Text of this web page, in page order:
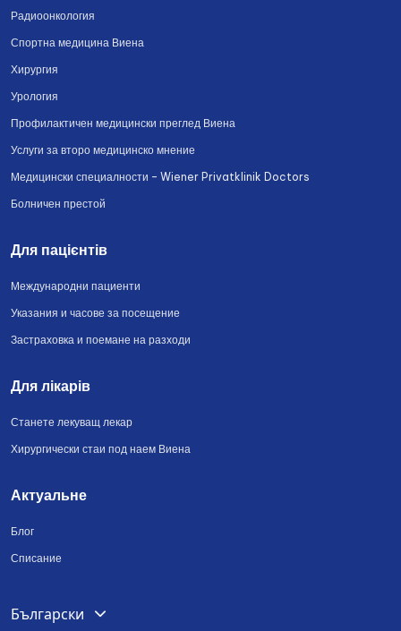
Радиоонкология
Спортна медицина Виена
Хирургия
Урология
Профилактичен медицински преглед Виена
Услуги за второ медицинско мнение
Медицински специалности – Wiener Privatklinik Doctors
Болничен престой
Для пацієнтів
Международни пациенти
Указания и часове за посещение
Застраховка и поемане на разходи
Для лікарів
Станете лекуващ лекар
Хирургически стаи под наем Виена
Актуальне
Блог
Списание
Български
Deutsch